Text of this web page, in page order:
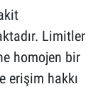
Limitler
homojen bir
erişim hakkı